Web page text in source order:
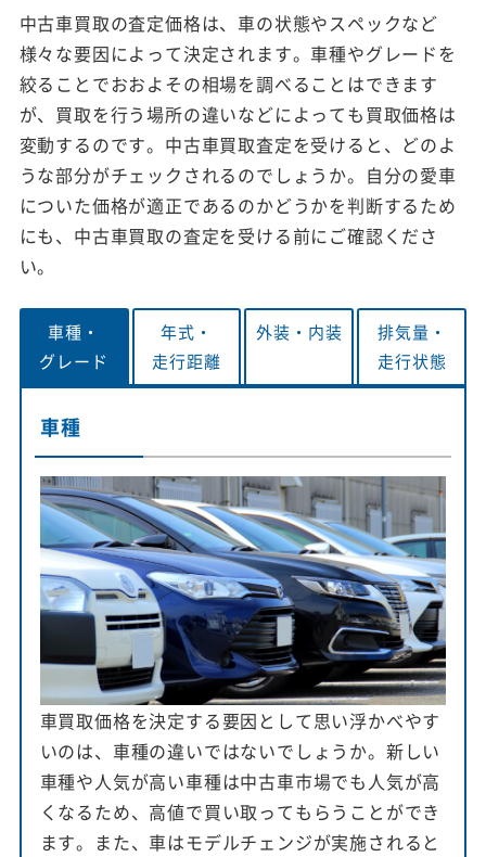
中古車買取の査定価格は、車の状態やスペックなど
様々な要因によって決定されます。車種やグレードを
絞ることでおおよその相場を調べることはできます
が、買取を行う場所の違いなどによっても買取価格は
変動するのです。中古車買取査定を受けると、どのよ
うな部分がチェックされるのでしょうか。自分の愛車
についた価格が適正であるのかどうかを判断するため
にも、中古車買取の査定を受ける前にご確認くださ
い。
車種・
グレード
年式・
走行距離
外装・ 内装
排気量・
走行状態
車種
車買取価格を決定する要因として思い浮かべやす
いのは、車種の違いではないでしょうか。新しい
車種や人気が高い車種は中古車市場でも人気が高
くなるため、高値で買い取ってもらうことができ
ます。また、車はモデルチェンジが実施されると